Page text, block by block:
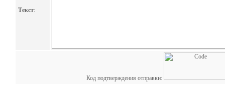
Текст:
Код подтверждения отправки: